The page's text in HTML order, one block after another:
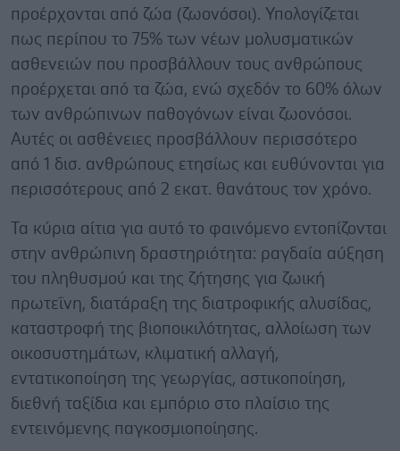
προέρχονται από ζώα (ζωονόσοι). Υπολογίζεται
πως περίπου το 75% των νέων μολυσματικών
ασθενειών που προσβάλλουν τους ανθρώπους
προέρχεται από τα ζώα, ενώ σχεδόν το 60% όλων
των ανθρώπινων παθογόνων είναι ζωονόσοι.
Αυτές οι ασθένειες προσβάλλουν περισσότερο
από 1 δισ. ανθρώπους ετησίως και ευθύνονται για
περισσότερους από 2 εκατ. θανάτους τον χρόνο.
Τα κύρια αίτια για αυτό το φαινόμενο εντοπίζονται
στην ανθρώπινη δραστηριότητα: ραγδαία αύξηση
του πληθυσμού και της ζήτησης για ζωική
πρωτεΐνη, διατάραξη της διατροφικής αλυσίδας,
καταστροφή της βιοποικιλότητας, αλλοίωση των
οικοσυστημάτων, κλιματική αλλαγή,
εντατικοποίηση της γεωργίας, αστικοποίηση,
διεθνή ταξίδια και εμπόριο στο πλαίσιο της
εντεινόμενης παγκοσμιοποίησης.